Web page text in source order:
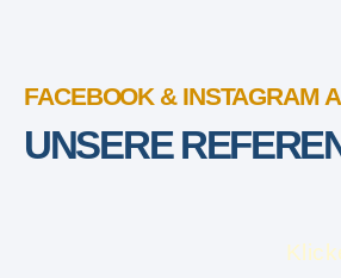
FACEBOOK & INSTAGRAM
UNSERE